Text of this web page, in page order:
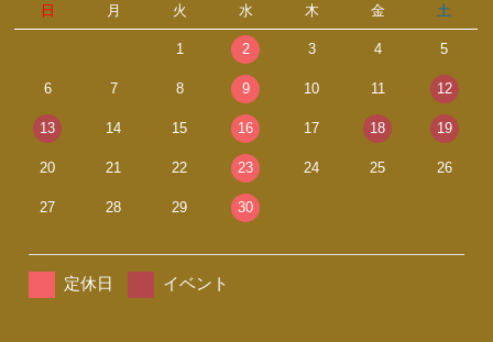
日 月 火 水 木 金 土
1 2 3 4 5
6 7 8 9 10 11 12
13 14 15 16 17 18 19
20 21 22 23 24 25 26
27 28 29 30
定休日 イベント